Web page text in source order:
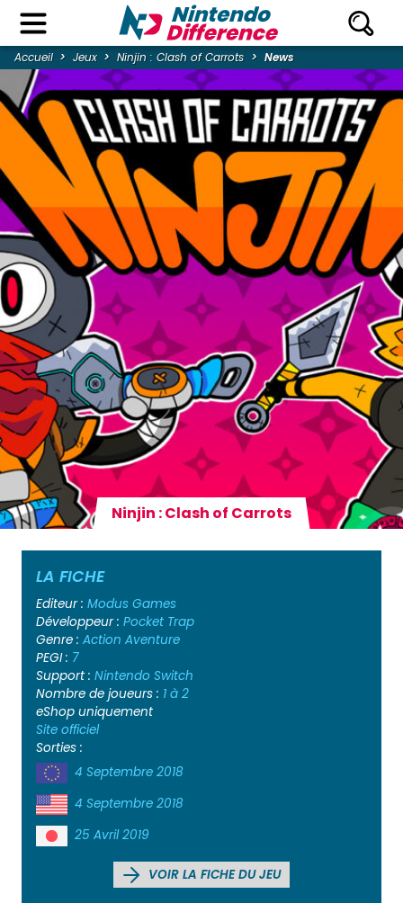
Accueil Jeux Ninjin : Clash of Carrots News
Ninjin : Clash of Carrots
LA FICHE
Editeur : Modus Games
Développeur : Pocket Trap
Genre : Action Aventure
PEGI : 7
Support : Nintendo Switch
Nombre de joueurs : 1 à 2
eShop uniquement
Site officiel
Sorties :
4 Septembre 2018
4 Septembre 2018
25 Avril 2019
VOIR LA FICHE DU JEU